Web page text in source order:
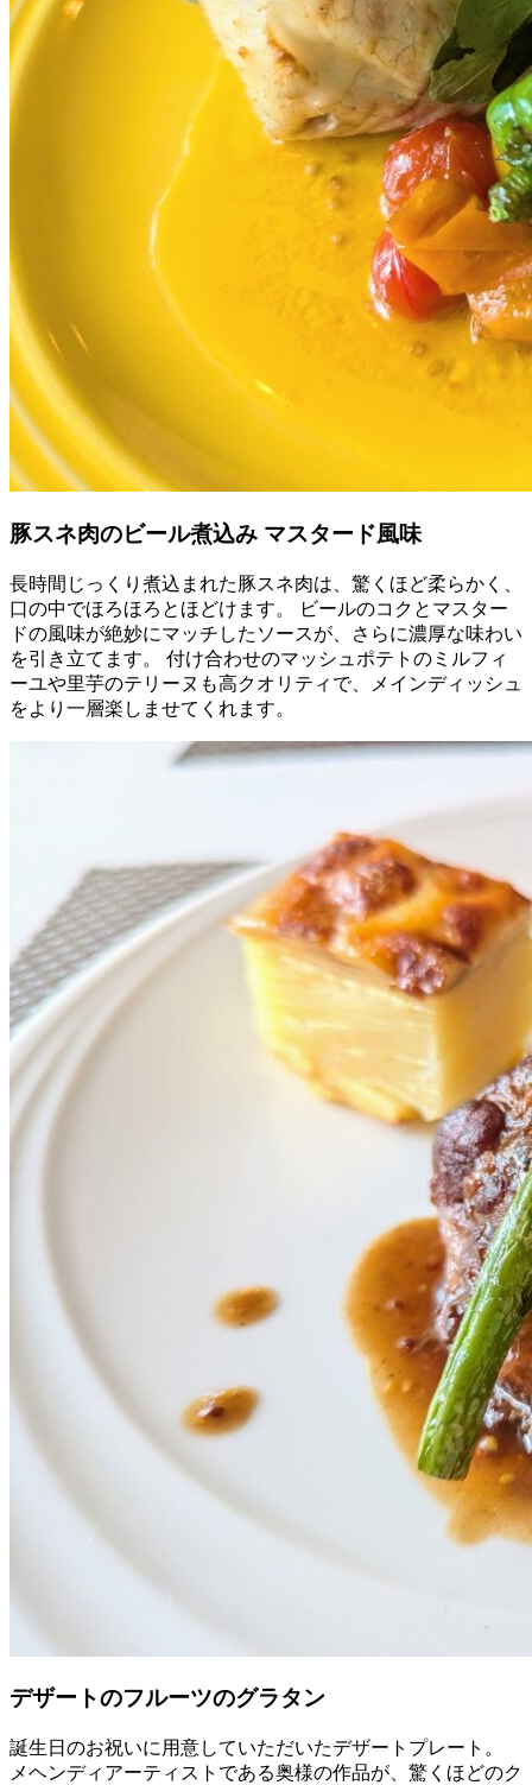
豚スネ肉のビール煮込み マスタード風味
長時間じっくり煮込まれた豚スネ肉は、驚くほど柔らかく、
口の中でほろほろとほどけます。 ビールのコクとマスター
ドの風味が絶妙にマッチしたソースが、さらに濃厚な味わい
を引き立てます。 付け合わせのマッシュポテトのミルフィ
ーユや里芋のテリーヌも高クオリティで、メインディッシュ
をより一層楽しませてくれます。
デザートのフルーツのグラタン
誕生日のお祝いに用意していただいたデザートプレート。
メヘンディアーティストである奥様の作品が、驚くほどのク